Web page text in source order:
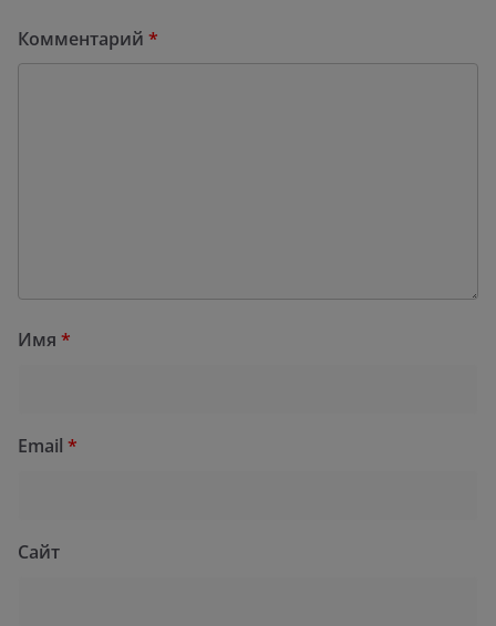
Комментарий *
Имя *
Email *
Сайт